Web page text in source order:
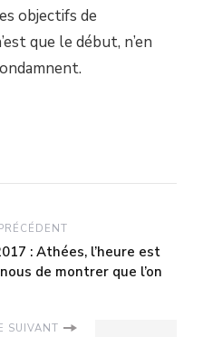
objectifs de
que le début, n’en
: Athées, l’heure est
de montrer que l’on
SUIVANT